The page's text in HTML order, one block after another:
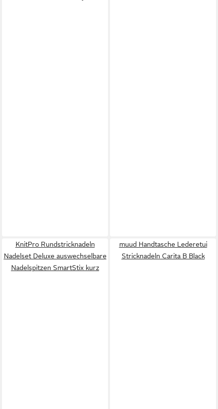
KnitPro Rundstricknadeln
Nadelset Deluxe auswechselbare
Nadelspitzen SmartStix kurz
muud Handtasche Lederetui
Stricknadeln Carita B Black